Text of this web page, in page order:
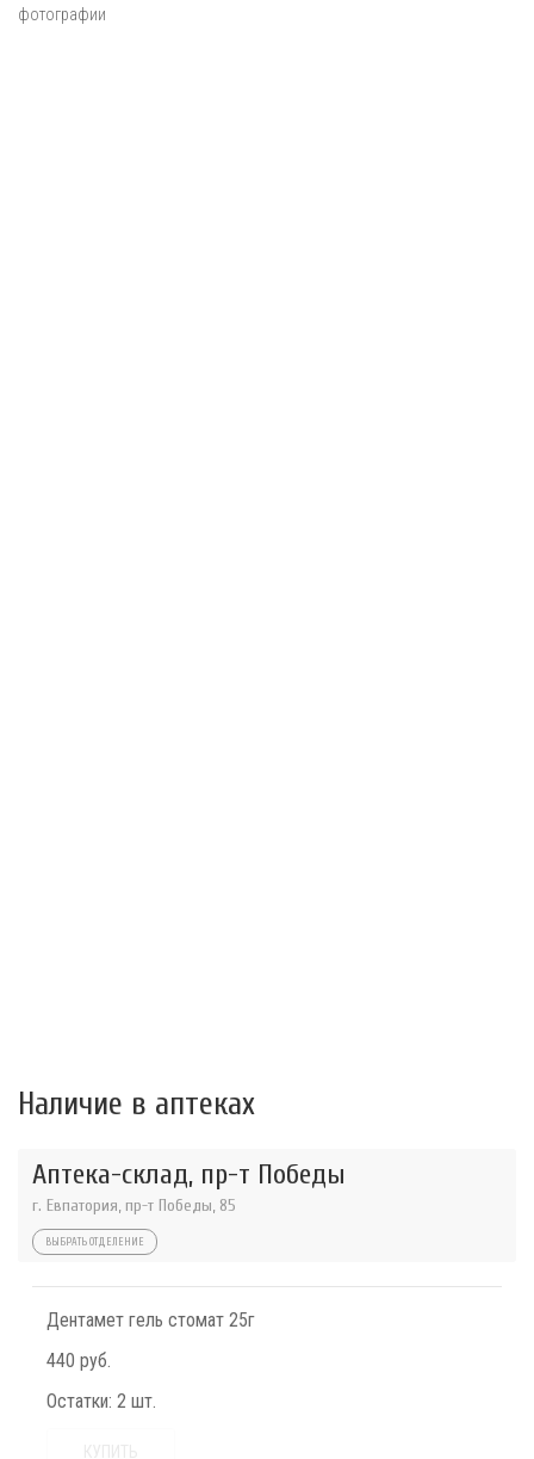
фотографии
Наличие в аптеках
Аптека-склад, пр-т Победы
г. Евпатория, пр-т Победы, 85
ВЫБРАТЬ ОТДЕЛЕНИЕ
Дентамет гель стомат 25г
440 руб.
Остатки: 2 шт.